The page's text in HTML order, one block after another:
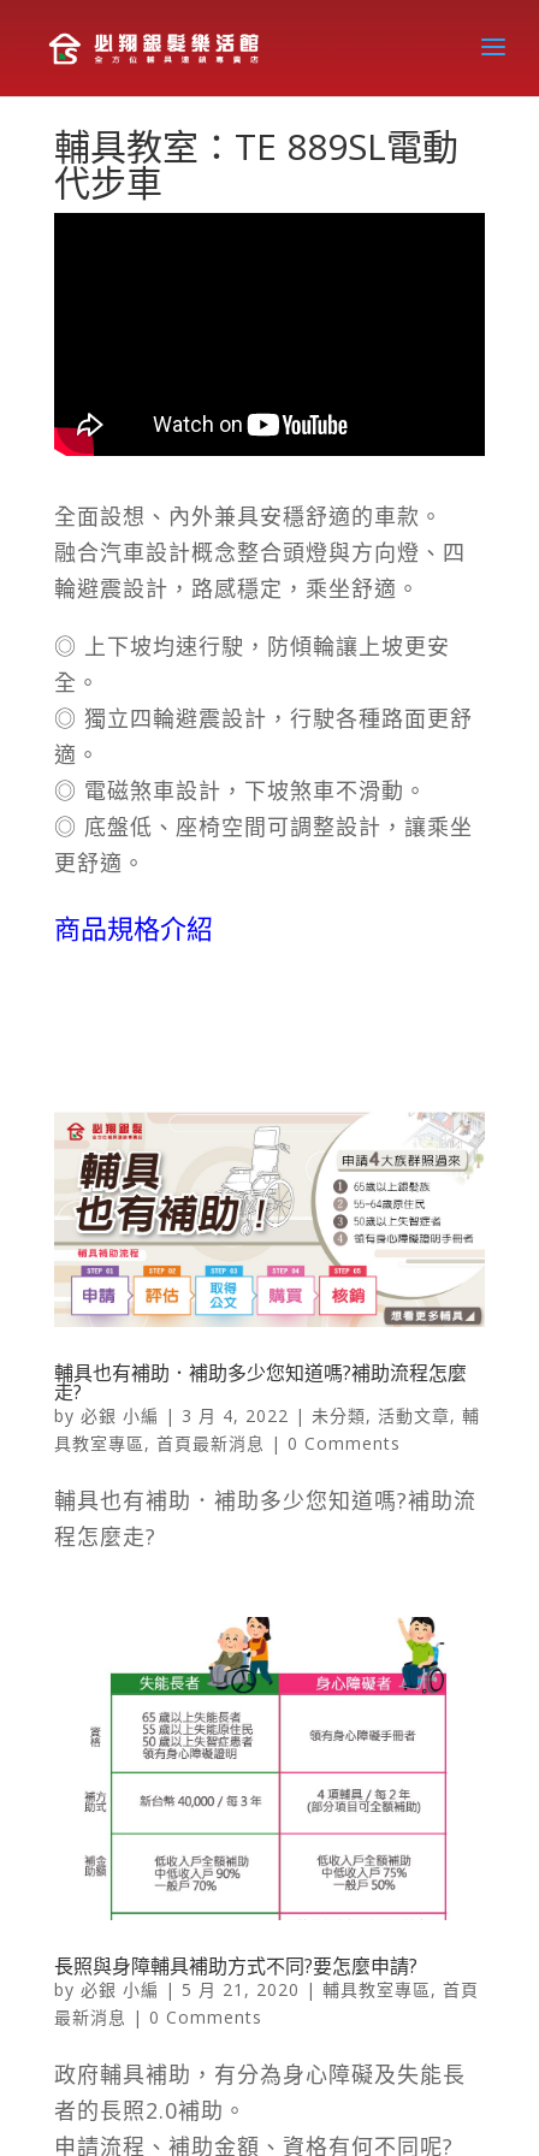
輔具教室：TE 889SL電動
代步車
全面設想、內外兼具安穩舒適的車款。
融合汽車設計概念整合頭燈與方向燈、四
輪避震設計，路感穩定，乘坐舒適。
◎ 上下坡均速行駛，防傾輪讓上坡更安
全。
◎ 獨立四輪避震設計，行駛各種路面更舒
適。
◎ 電磁煞車設計，下坡煞車不滑動。
◎ 底盤低、座椅空間可調整設計，讓乘坐
更舒適。
商品規格介紹
輔具也有補助．補助多少您知道嗎?補助流程怎麼
走?
by 必銀 小編 | 3 月 4, 2022 | 未分類, 活動文章, 輔
具教室專區, 首頁最新消息 | 0 Comments
輔具也有補助．補助多少您知道嗎?補助流
程怎麼走?
長照與身障輔具補助方式不同?要怎麼申請?
by 必銀 小編 | 5 月 21, 2020 | 輔具教室專區, 首頁
最新消息 | 0 Comments
政府輔具補助，有分為身心障礙及失能長
者的長照2.0補助。
申請流程、補助金額、資格有何不同呢?